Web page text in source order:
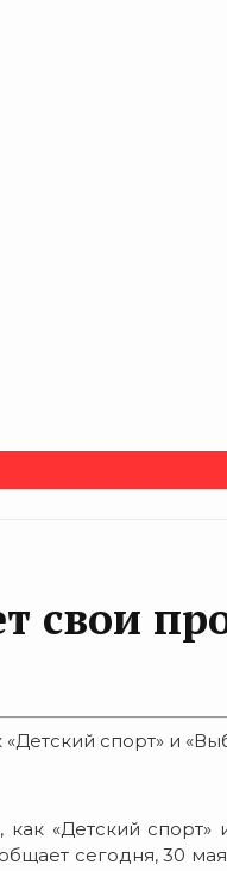
свои
спорт» и
«Детский
сегодня, 30